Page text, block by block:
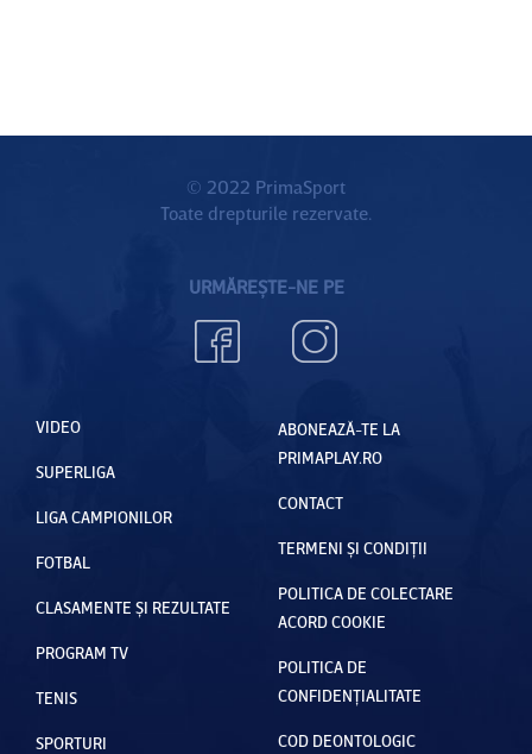
© 2022 PrimaSport
Toate drepturile rezervate.
URMĂREȘTE-NE PE
VIDEO
SUPERLIGA
LIGA CAMPIONILOR
FOTBAL
CLASAMENTE ȘI REZULTATE
PROGRAM TV
TENIS
SPORTURI
ABONEAZĂ-TE LA
PRIMAPLAY.RO
CONTACT
TERMENI ȘI CONDIȚII
POLITICA DE COLECTARE
ACORD COOKIE
POLITICA DE
CONFIDENȚIALITATE
COD DEONTOLOGIC